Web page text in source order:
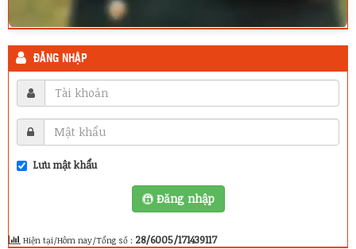
ĐĂNG NHẬP
Lưu mật khẩu
Đăng nhập
Hiện tại/Hôm nay/Tổng số : 28/6005/171439117